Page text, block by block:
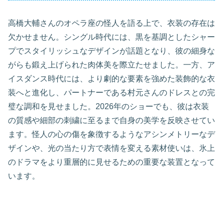
高橋大輔さんのオペラ座の怪人を語る上で、衣装の存在は
欠かせません。シングル時代には、黒を基調としたシャー
プでスタイリッシュなデザインが話題となり、彼の細身な
がらも鍛え上げられた肉体美を際立たせました。一方、ア
イスダンス時代には、より劇的な要素を強めた装飾的な衣
装へと進化し、パートナーである村元さんのドレスとの完
璧な調和を見せました。2026年のショーでも、彼は衣装
の質感や細部の刺繍に至るまで自身の美学を反映させてい
ます。怪人の心の傷を象徴するようなアシンメトリーなデ
ザインや、光の当たり方で表情を変える素材使いは、氷上
のドラマをより重層的に見せるための重要な装置となって
います。